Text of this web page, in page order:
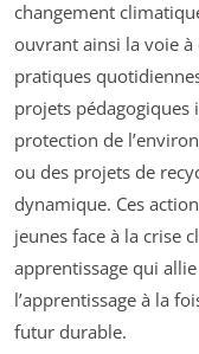
changement
ouvrant ainsi la voie à
pratiques
projets
protection de
ou des projets de
dynamique. Ces
jeunes face à la crise
apprentissage qui
l’apprentissage à la
futur durable.